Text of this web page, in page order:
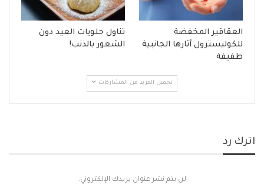
العقاقير المخفضة
للكوليسترول آثارها الجانبية
طفيفة
تناول حلويات العيد دون
الشعور بالذنب!
تحميل المزيد من المشاركات
اترك رد
لن يتم نشر عنوان بريدك الإلكتروني.